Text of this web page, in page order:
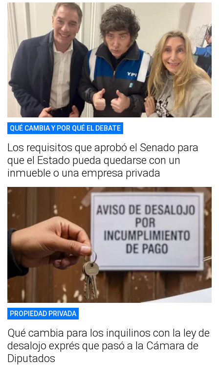
QUÉ CAMBIA Y POR QUÉ EL DEBATE
Los requisitos que aprobó el Senado para
que el Estado pueda quedarse con un
inmueble o una empresa privada
PROPIEDAD PRIVADA
Qué cambia para los inquilinos con la ley de
desalojo exprés que pasó a la Cámara de
Diputados